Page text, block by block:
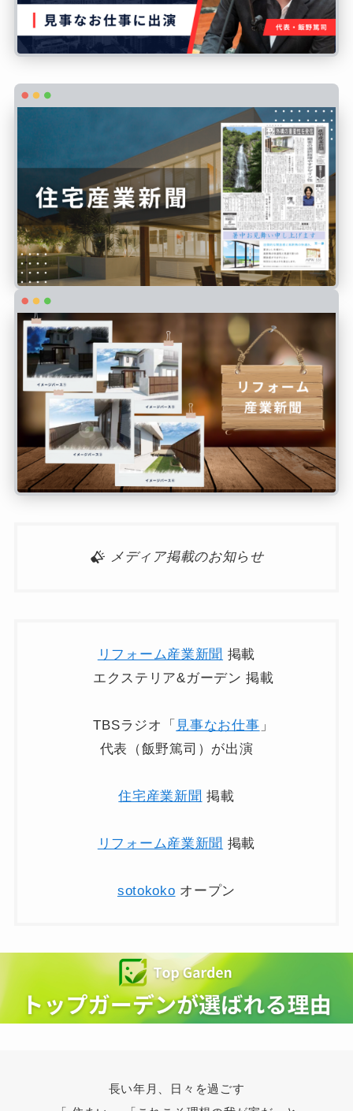
メディア掲載のお知らせ
リフォーム産業新聞 掲載
エクステリア&ガーデン 掲載
TBSラジオ「 見事なお仕事 」
代表（飯野篤司）が出演
住宅産業新聞 掲載
リフォーム産業新聞 掲載
sotokoko オープン
長い年月、日々を過ごす